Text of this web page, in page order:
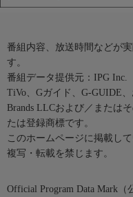
番組内容、放送時間などが
す。
番組データ提供元：IPG Inc.
TiVo、Gガイド、G-GUIDE
Brands LLCおよび／または
たは登録商標です。
このホームページに掲載し
複写・転載を禁じます。
Official Program Data Mark（